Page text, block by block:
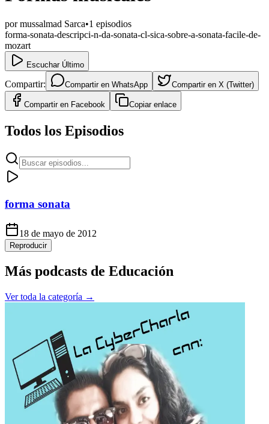
pormussalmad Sarca•1 episodios
forma-sonata-descripci-n-da-sonata-cl-sica-sobre-a-sonata-facile-de-
mozart
Escuchar Último
Compartir: Compartir en WhatsApp Compartir en X (Twitter)
Compartir en Facebook Copiar enlace
Todos los Episodios
forma sonata
18 de mayo de 2012
Reproducir
Más podcasts de Educación
Ver toda la categoría →